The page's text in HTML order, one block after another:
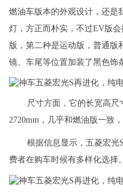
燃油车版本的外观设计，还是
灯，方正而朴实，不过EV版
版，第二种是运动版，普通版
镜、车尾等位置加装了黑色饰
尺寸方面，它的长宽高尺
2720mm，几乎和燃油版一致
根据信息显示，五菱宏光
费者在购车时候有多样化选择。